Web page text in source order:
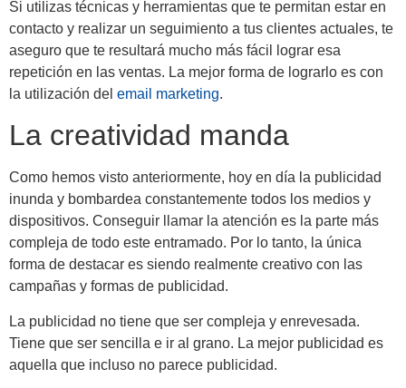
Si utilizas técnicas y herramientas que te permitan estar en
contacto y realizar un seguimiento a tus clientes actuales, te
aseguro que te resultará mucho más fácil lograr esa
repetición en las ventas. La mejor forma de lograrlo es con
la utilización del email marketing.
La creatividad manda
Como hemos visto anteriormente, hoy en día la publicidad
inunda y bombardea constantemente todos los medios y
dispositivos. Conseguir llamar la atención es la parte más
compleja de todo este entramado. Por lo tanto, la única
forma de destacar es siendo realmente creativo con las
campañas y formas de publicidad.
La publicidad no tiene que ser compleja y enrevesada.
Tiene que ser sencilla e ir al grano. La mejor publicidad es
aquella que incluso no parece publicidad.